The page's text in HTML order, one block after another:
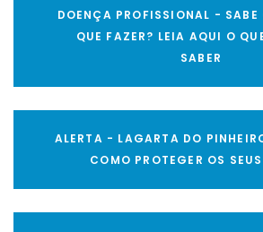
DOENÇA PROFISSIONAL - SABE
QUE FAZER? LEIA AQUI O
SABER
ALERTA - LAGARTA DO
COMO PROTEGER OS